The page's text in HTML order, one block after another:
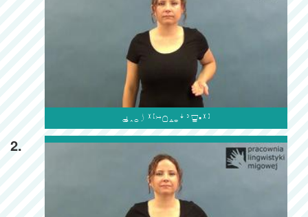

2.